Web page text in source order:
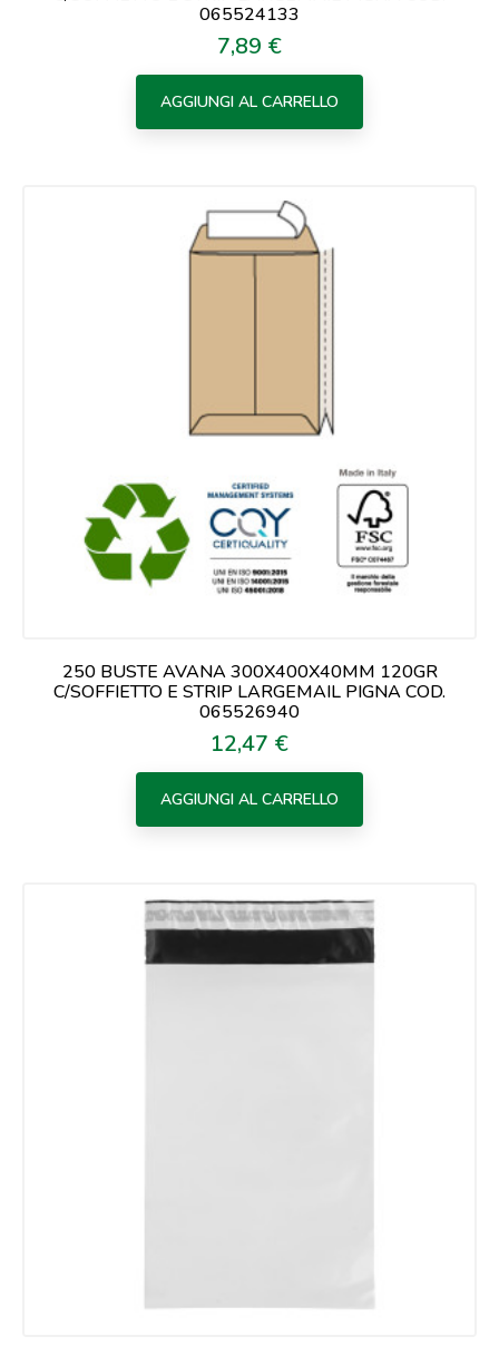
065524133
Prezzo
7,89 €
AGGIUNGI AL CARRELLO
250 BUSTE AVANA 300X400X40MM 120GR
C/SOFFIETTO E STRIP LARGEMAIL PIGNA COD.
065526940
Prezzo
12,47 €
AGGIUNGI AL CARRELLO